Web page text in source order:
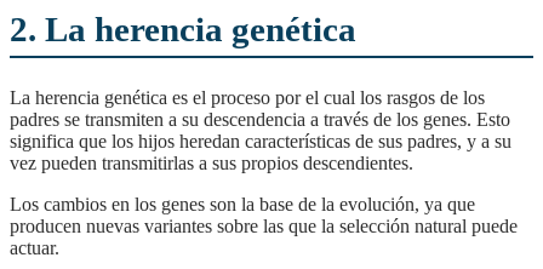
2. La herencia genética
La herencia genética es el proceso por el cual los rasgos de los
padres se transmiten a su descendencia a través de los genes. Esto
significa que los hijos heredan características de sus padres, y a su
vez pueden transmitirlas a sus propios descendientes.
Los cambios en los genes son la base de la evolución, ya que
producen nuevas variantes sobre las que la selección natural puede
actuar.